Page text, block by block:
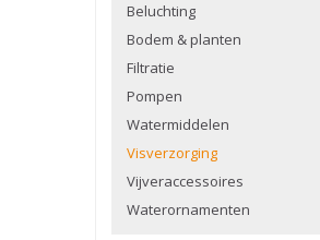
Beluchting
Bodem & planten
Filtratie
Pompen
Watermiddelen
Visverzorging
Vijveraccessoires
Waterornamenten